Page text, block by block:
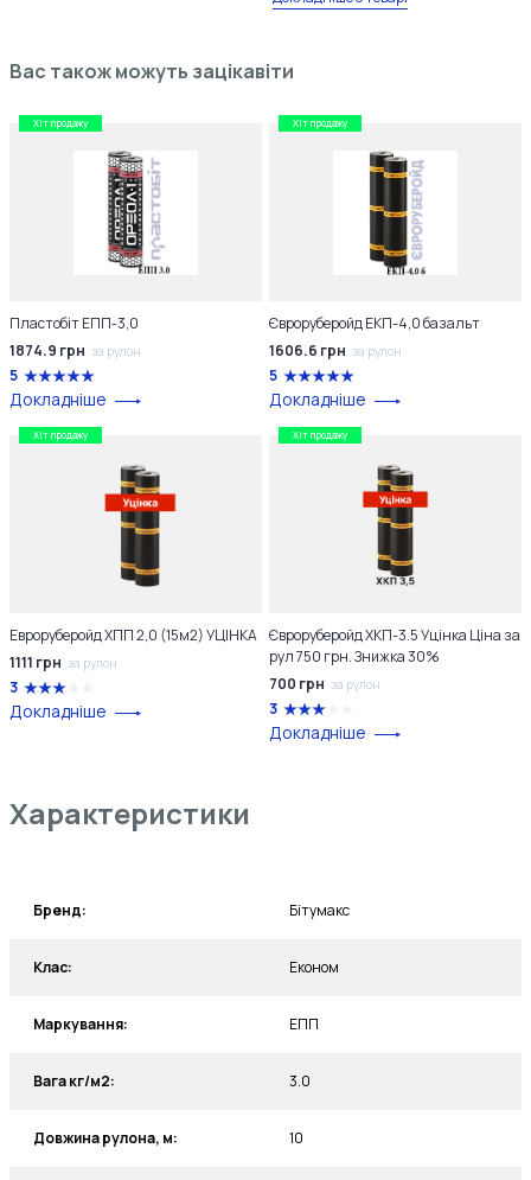
Вас також можуть зацікавіти
Хіт продажу
Пластобіт ЕПП-3,0
1874.9 грн за рулон
5
Докладніше
Хіт продажу
Євроруберойд ЕКП-4,0 базальт
1606.6 грн за рулон
5
Докладніше
Хіт продажу
Евроруберойд ХПП 2,0 (15м2) УЦІНКА
1111 грн за рулон
3
Докладніше
Хіт продажу
Євроруберойд ХКП-3.5 Уцінка Ціна за
рул 750 грн. Знижка 30%
700 грн за рулон
3
Докладніше
Характеристики
Бренд: Бітумакс
Клас: Економ
Маркування: ЕПП
Вага кг/м2: 3.0
Довжина рулона, м: 10